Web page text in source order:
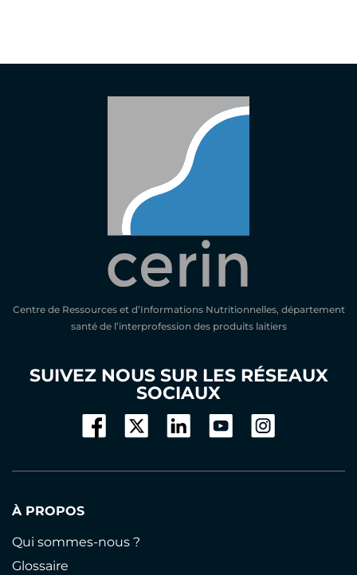
Centre de Ressources et d’Informations Nutritionnelles, département
santé de l’interprofession des produits laitiers
SUIVEZ NOUS SUR LES RÉSEAUX
SOCIAUX
À PROPOS
Qui sommes-nous ?
Glossaire